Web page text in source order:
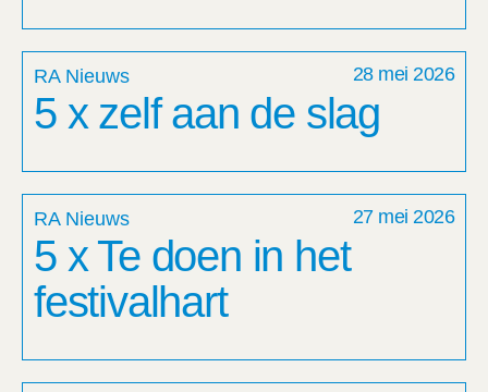
RA Nieuws 28 mei 2026
5 x zelf aan de slag
RA Nieuws 27 mei 2026
5 x Te doen in het
festivalhart